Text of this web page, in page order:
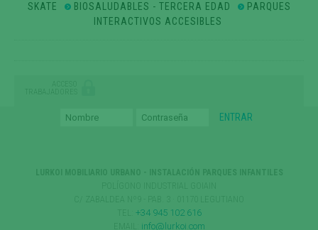
SKATE
BIOSALUDABLES - TERCERA EDAD
PARQUES
INTERACTIVOS ACCESIBLES
ACCESO
TRABAJADORES
+34 945 102 616
info@lurkoi.com